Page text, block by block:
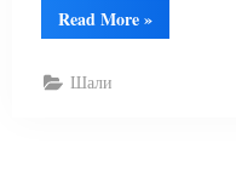
Read More“Вязание
шали
»
Шали